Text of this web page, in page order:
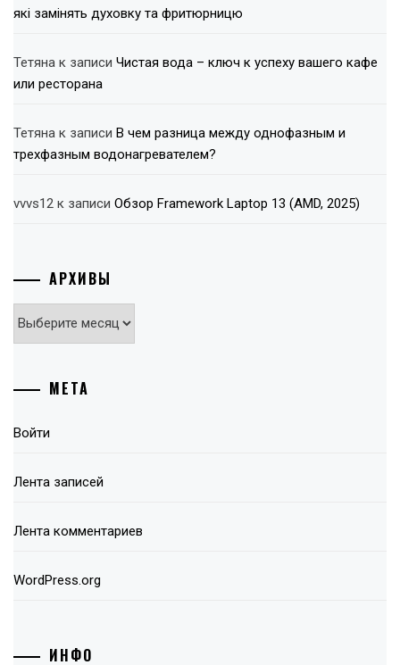
які замінять духовку та фритюрницю
Тетяна к записи Чистая вода – ключ к успеху вашего кафе
или ресторана
Тетяна к записи В чем разница между однофазным и
трехфазным водонагревателем?
vvvs12 к записи Обзор Framework Laptop 13 (AMD, 2025)
АРХИВЫ
Архивы
МЕТА
Войти
Лента записей
Лента комментариев
WordPress.org
ИНФО